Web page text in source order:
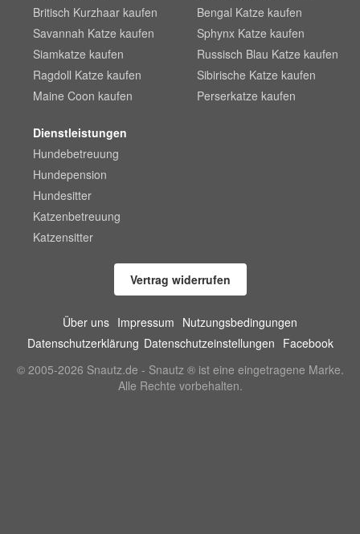
Britisch Kurzhaar kaufen
Savannah Katze kaufen
Siamkatze kaufen
Ragdoll Katze kaufen
Maine Coon kaufen
Bengal Katze kaufen
Sphynx Katze kaufen
Russisch Blau Katze kaufen
Sibirische Katze kaufen
Perserkatze kaufen
Dienstleistungen
Hundebetreuung
Hundepension
Hundesitter
Katzenbetreuung
Katzensitter
Vertrag widerrufen
Über uns Impressum Nutzungsbedingungen
Datenschutzerklärung Datenschutzeinstellungen Facebook
© 2005-2026 Snautz.de - Snautz ® ist eine eingetragene Marke.
Alle Rechte vorbehalten.